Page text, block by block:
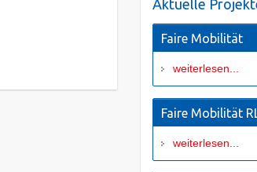
Aktuelle
Faire Mobilität
weiterlesen...
Faire Mobilität
weiterlesen...